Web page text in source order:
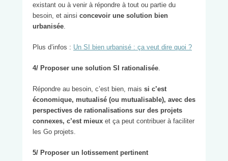
existant ou à venir à répondre à tout ou partie du
besoin, et ainsi concevoir une solution bien
urbanisée.
Plus d’infos : Un SI bien urbanisé : ça veut dire quoi ?
4/ Proposer une solution SI rationalisée.
Répondre au besoin, c’est bien, mais si c’est
économique, mutualisé (ou mutualisable), avec des
perspectives de rationalisations sur des projets
connexes, c’est mieux et ça peut contribuer à faciliter
les Go projets.
5/ Proposer un lotissement pertinent